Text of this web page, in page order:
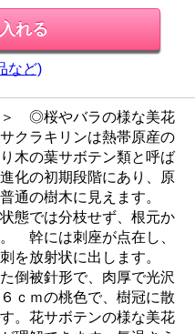
など)
◎桜やバラの様な美花
クラキリンは熱帯原産の
木の葉サボテン類と呼ば
化の初期段階にあり、原
通の樹木に見えます。
態では分枝せず、根元か
幹には刺座が点在し、
を放射状に出します。
倒被針形で、肉厚で光沢
ｃｍの桃色で、樹冠に散
。花サボテンの様な美花